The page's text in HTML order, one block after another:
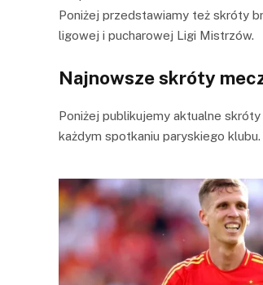
Poniżej przedstawiamy też skróty
ligowej i pucharowej Ligi Mistrzów.
Najnowsze skróty
Poniżej publikujemy aktualne
każdym spotkaniu paryskiego klubu.